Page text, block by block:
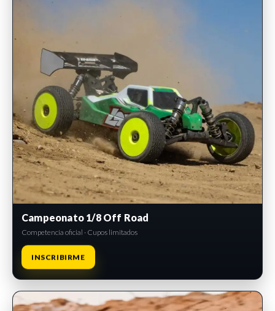
Campeonato 1/8 Off Road
Competencia oficial · Cupos limitados
INSCRIBIRME
INSCRIPCIONES ABIERTAS